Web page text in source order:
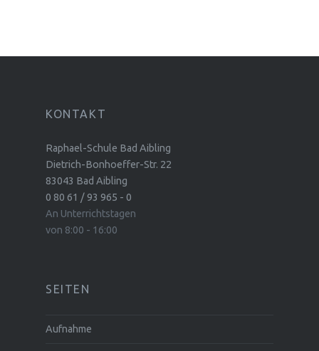
KONTAKT
Raphael-Schule Bad Aibling
Dietrich-Bonhoeffer-Str. 22
83043 Bad Aibling
0 80 61 / 93 965 - 0
An Unterrichtstagen
von 8:00 - 16:00
SEITEN
Aufnahme